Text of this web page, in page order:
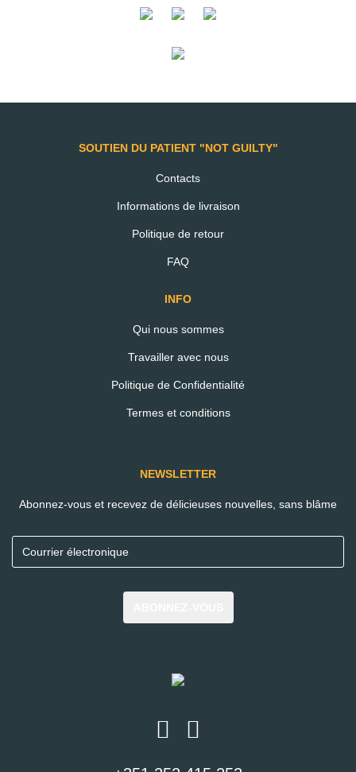
€2.99
Connaître à ‘Not
SOUTIEN DU PATIENT "NOT GUILTY"
Contacts
Informations de livraison
Politique de retour
FAQ
INFO
Qui nous sommes
Travailler avec nous
Politique de Confidentialité
Termes et conditions
NEWSLETTER
Abonnez-vous et recevez de délicieuses nouvelles, sans blâme